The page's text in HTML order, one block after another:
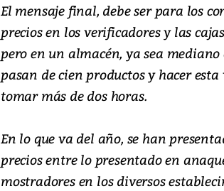
El mensaje final, debe ser para los
precios en los verificadores y las
pero en un almacén, ya sea
pasan de cien productos y hacer
tomar más de dos horas.
En lo que va del año, se han
precios entre lo presentado en
mostradores en los diversos